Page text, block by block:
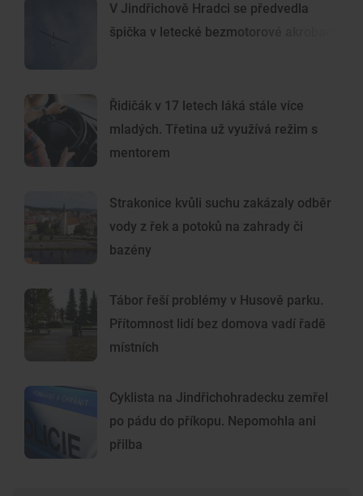
V Jindřichově Hradci se předvedla
špička v letecké bezmotorové akrobacii
Řidičák v 17 letech láká stále více
mladých. Třetina už využívá režim s
mentorem
Strakonice kvůli suchu zakázaly odběr
vody z řek a potoků na zahrady či
bazény
Tábor řeší problémy v Husově parku.
Přítomnost lidí bez domova vadí řadě
místních
Cyklista na Jindřichohradecku zemřel
po pádu do příkopu. Nepomohla ani
přilba